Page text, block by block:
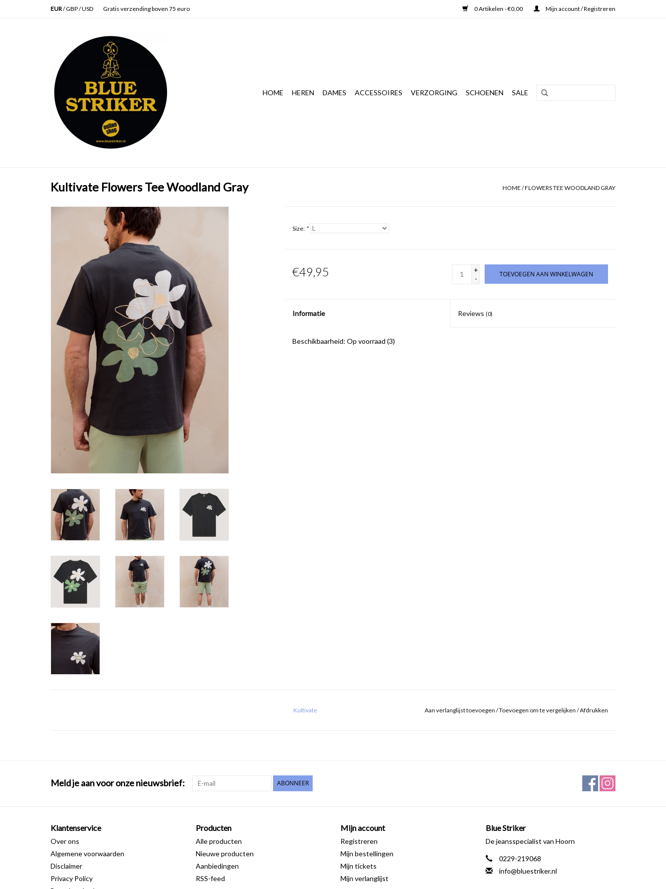
EUR/GBP/USD Gratis verzending boven 75 euro 0 Artikelen - €0,00 Mijn account / Registreren
HOME HEREN DAMES ACCESSOIRES VERZORGING SCHOENEN SALE
Kultivate Flowers Tee Woodland Gray HOME /FLOWERS TEE WOODLAND GRAY
Size: *
€49,95
+
-
TOEVOEGEN AAN WINKELWAGEN
Informatie Reviews (0)
Beschikbaarheid: Op voorraad (3)
Kultivate Aan verlanglijst toevoegen /Toevoegen om te vergelijken /Afdrukken
Meld je aan voor onze nieuwsbrief: ABONNEER
Klantenservice
Over ons
Algemene voorwaarden
Disclaimer
Privacy Policy
Producten
Alle producten
Nieuwe producten
Aanbiedingen
RSS-feed
Mijn account
Registreren
Mijn bestellingen
Mijn tickets
Mijn verlanglijst
Blue Striker
De jeansspecialist van Hoorn
0229-219068
info@bluestriker.nl